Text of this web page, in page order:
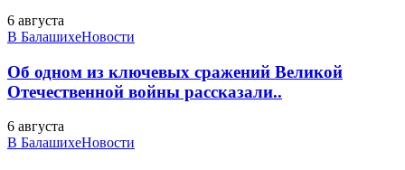
6 августа
В БалашихеНовости
Об одном из ключевых сражений Великой
Отечественной войны рассказали..
6 августа
В БалашихеНовости